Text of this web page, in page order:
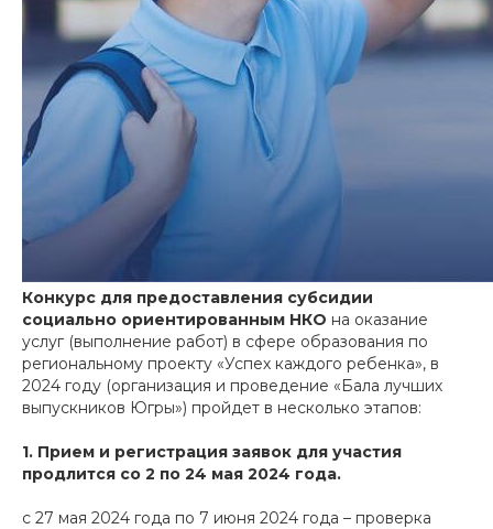
Конкурс для предоставления субсидии
социально ориентированным НКО на оказание
услуг (выполнение работ) в сфере образования по
региональному проекту «Успех каждого ребенка», в
2024 году (организация и проведение «Бала лучших
выпускников Югры») пройдет в несколько этапов:
1. Прием и регистрация заявок для участия
продлится со 2 по 24 мая 2024 года.
с 27 мая 2024 года по 7 июня 2024 года – проверка